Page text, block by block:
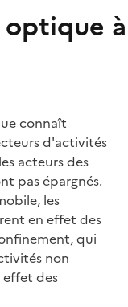
à
connaît
d'activités
acteurs des
pas épargnés.
les
en effet des
qui
non
effet des